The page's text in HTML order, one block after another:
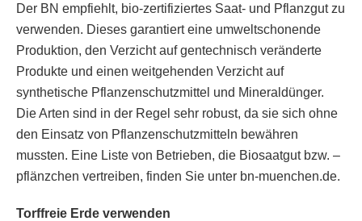
Der BN empfiehlt, bio-zertifiziertes Saat- und Pflanzgut zu
verwenden. Dieses garantiert eine umweltschonende
Produktion, den Verzicht auf gentechnisch veränderte
Produkte und einen weitgehenden Verzicht auf
synthetische Pflanzenschutzmittel und Mineraldünger.
Die Arten sind in der Regel sehr robust, da sie sich ohne
den Einsatz von Pflanzenschutzmitteln bewähren
mussten. Eine Liste von Betrieben, die Biosaatgut bzw. –
pflänzchen vertreiben, finden Sie unter bn-muenchen.de.
Torffreie Erde verwenden